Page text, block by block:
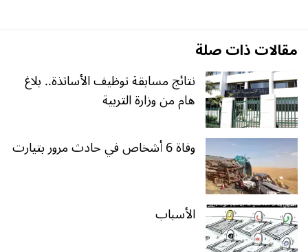
مقالات ذات صلة
نتائج مسابقة توظيف الأساتذة.. بلاغ
هام من وزارة التربية
وفاة 6 أشخاص في حادث مرور بتيارت
الأسباب